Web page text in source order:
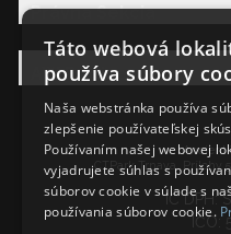
Právna Sekcia
AW Rodina
Ancient
CTPark Trnava, Prílohy
IČ DPH:
IČO:
Táto webová
používa súbory
Naša webstránka používa
zlepšenie používateľskej
Používaním našej webovej
vyjadrujete súhlas s
súborov cookie v súlade s
používania súborov cookie.